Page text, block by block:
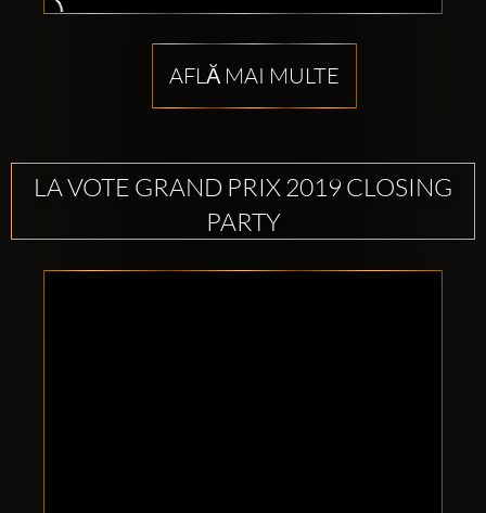
AFLĂ MAI MULTE
LA VOTE GRAND PRIX 2019 CLOSING
PARTY